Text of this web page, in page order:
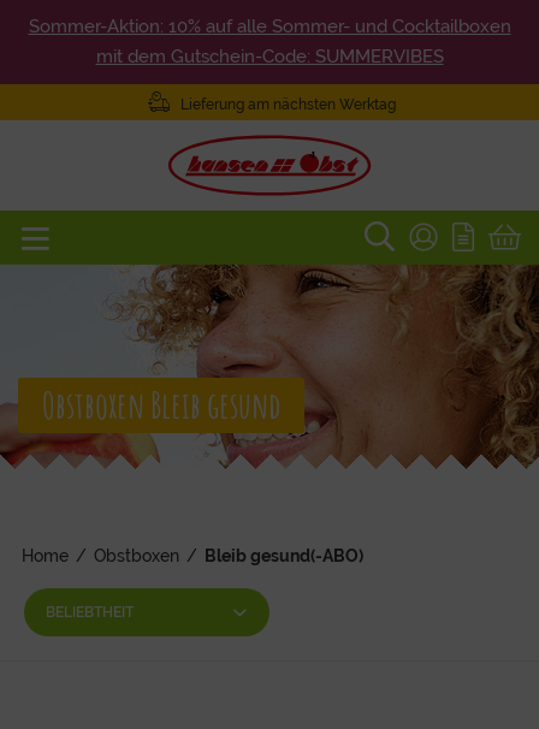
Sommer-Aktion: 10% auf alle Sommer- und Cocktailboxen
mit dem Gutschein-Code: SUMMERVIBES
Lieferung am nächsten Werktag
Obstboxen Bleib gesund
Home / Obstboxen / Bleib gesund(-ABO)